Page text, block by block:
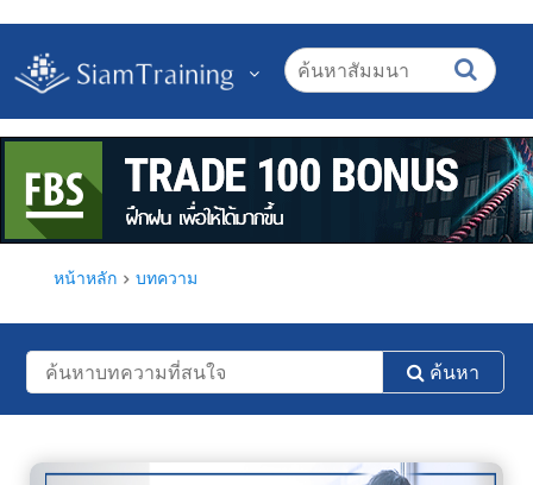
หน้าหลัก บทความ
ค้นหา